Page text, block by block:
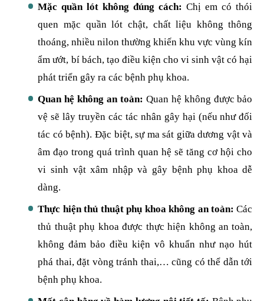
Mặc quần lót không đúng cách:Chị em có thói
quen mặc quần lót chật, chất liệu không thông
thoáng, nhiều nilon thường khiến khu vực vùng kín
ẩm ướt, bí bách, tạo điều kiện cho vi sinh vật có hại
phát triển gây ra các bệnh phụ khoa.
Quan hệ không an toàn: Quan hệ không được bảo
vệ sẽ lây truyền các tác nhân gây hại (nếu như đối
tác có bệnh). Đặc biệt, sự ma sát giữa dương vật và
âm đạo trong quá trình quan hệ sẽ tăng cơ hội cho
vi sinh vật xâm nhập và gây bệnh phụ khoa dễ
dàng.
Thực hiện thủ thuật phụ khoa không an toàn: Các
thủ thuật phụ khoa được thực hiện không an toàn,
không đảm bảo điều kiện vô khuẩn như nạo hút
phá thai, đặt vòng tránh thai,… cũng có thể dẫn tới
bệnh phụ khoa.